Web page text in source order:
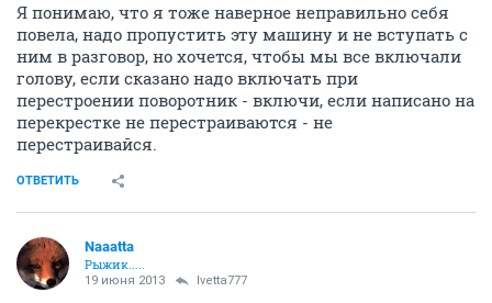
Я понимаю, что я тоже наверное неправильно себя
повела, надо пропустить эту машину и не вступать с
ним в разговор, но хочется, чтобы мы все включали
голову, если сказано надо включать при
перестроении поворотник - включи, если написано на
перекрестке не перестраиваются - не
перестраивайся.
ОТВЕТИТЬ
Naaatta
Рыжик.....
19 июня 2013 Ivetta777